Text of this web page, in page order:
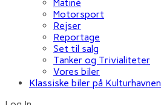
Matiné
Motorsport
Rejser
Reportage
Set til salg
Tanker og Trivialiteter
Vores biler
Klassiske biler på Kulturhavnen